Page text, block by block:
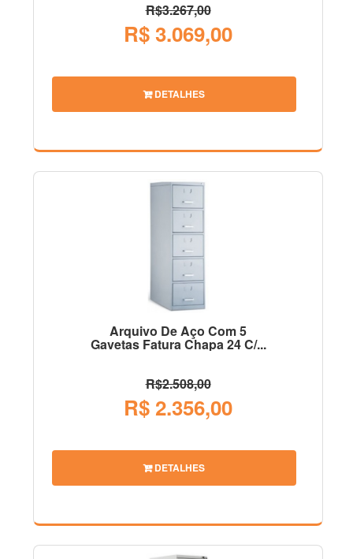
R$3.267,00
R$ 3.069,00
DETALHES
Arquivo De Aço Com 5
Gavetas Fatura Chapa 24 C/...
R$2.508,00
R$ 2.356,00
DETALHES